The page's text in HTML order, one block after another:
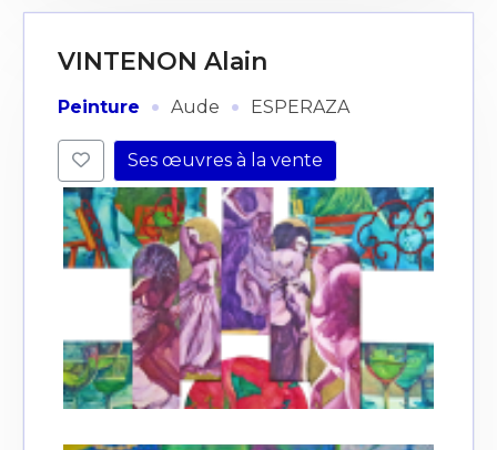
VINTENON Alain
Peinture · Aude · ESPERAZA
Ses œuvres à la vente